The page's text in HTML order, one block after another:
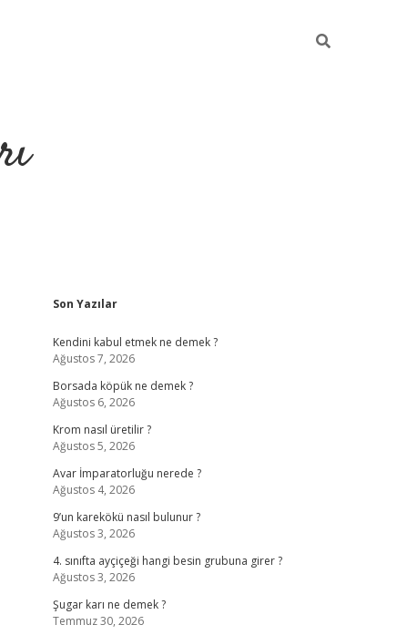
Sidebar
Son Yazılar
Kendini kabul etmek ne demek ?
Ağustos 7, 2026
Borsada köpük ne demek ?
Ağustos 6, 2026
Krom nasıl üretilir ?
Ağustos 5, 2026
Avar İmparatorluğu nerede ?
Ağustos 4, 2026
9’un karekökü nasıl bulunur ?
Ağustos 3, 2026
4. sınıfta ayçiçeği hangi besin grubuna girer ?
Ağustos 3, 2026
Şugar karı ne demek ?
Temmuz 30, 2026
hiltonbet giriş